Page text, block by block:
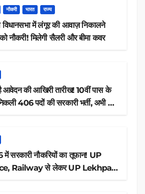
नौकरी भारत राज्य
विधानसभा में लंगूर की आवाज़ निकालने
वालों को नौकरी! मिलेगी सैलरी और बीमा कवर
की आखिरी तारीख! 10वीं पास के
406 पदों की सरकारी भर्ती, अभी करें
सरकारी नौकरियों का तूफान! UP
Railway से लेकर UP Lekhpal